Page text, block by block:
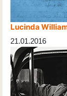
Lucinda
21.01.2016